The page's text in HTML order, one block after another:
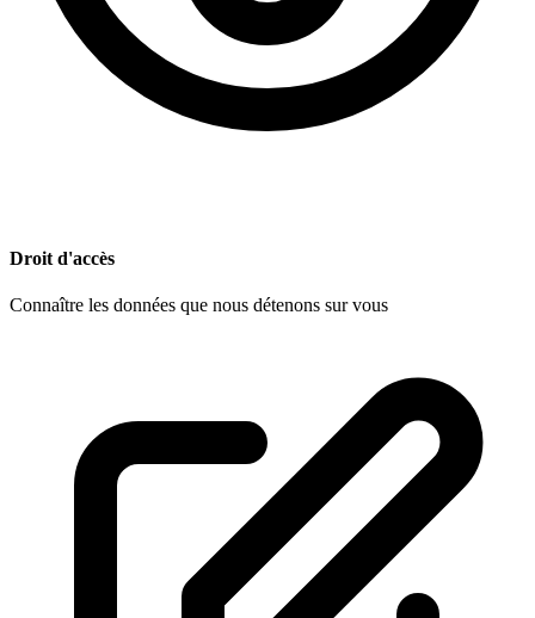
Droit d'accès
Connaître les données que nous détenons sur vous